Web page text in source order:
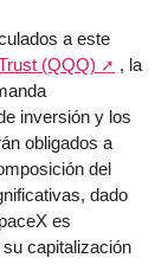
a este
(QQQ)
, la
inversión y los
obligados a
del
dado
es
capitalización